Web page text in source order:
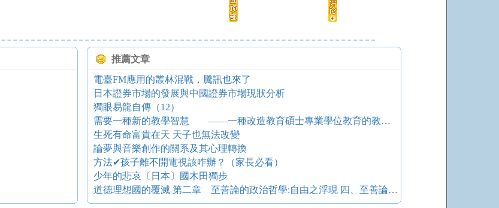
推薦文章
電臺FM應用的叢林混戰，騰訊也來了
日本證券市場的發展與中國證券市場現狀分析
獨眼易龍自傳（12）
需要一種新的教學智慧 ——一種改造教育碩士專業學位教育的教學理念
生死有命富貴在天 天子也無法改變
論夢與音樂創作的關系及其心理轉換
方法✔孩子離不開電視該咋辦？（家長必看）
少年的悲哀〔日本〕國木田獨步
道德理想國的覆滅 第二章 至善論的政治哲學:自由之浮現 四、至善論與分權說和代議制